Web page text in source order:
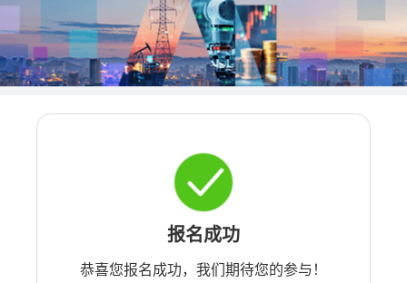
报名成功
恭喜您报名成功，我们期待您的参与！